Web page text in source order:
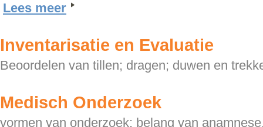
Lees meer
Inventarisatie en Evaluatie
Beoordelen van tillen; dragen; duwen en
Medisch Onderzoek
vormen van onderzoek; belang van